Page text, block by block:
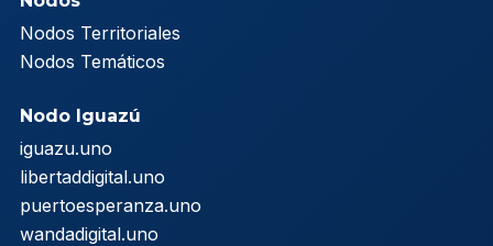
Nodos Territoriales
Nodos Temáticos
Nodo Iguazú
iguazu.uno
libertaddigital.uno
puertoesperanza.uno
wandadigital.uno